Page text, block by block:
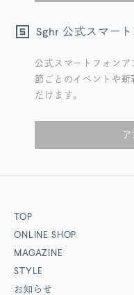
Sghr 公式スマー
公式スマートフォン
節ごとのイベントや新
だけます。
ア
TOP
ONLINE SHOP
MAGAZINE
STYLE
お知らせ